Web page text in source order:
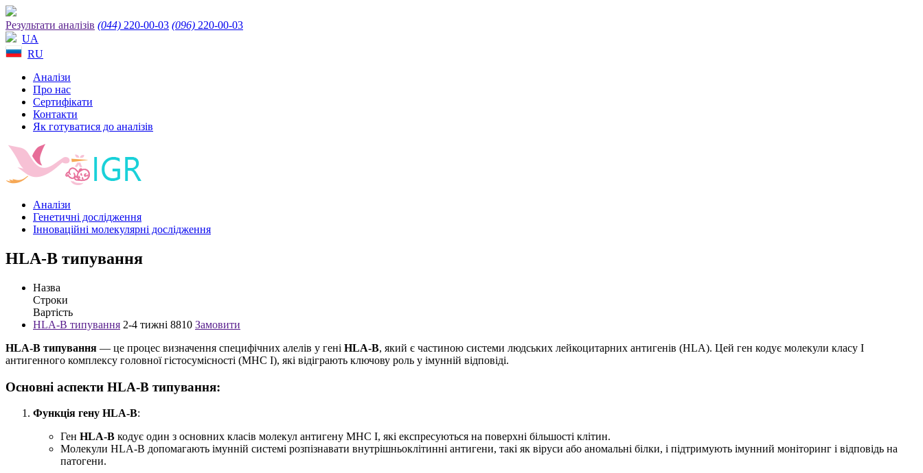
Результати аналізів (044) 220-00-03 (096) 220-00-03
UA
RU
Аналізи
Про нас
Сертифікати
Контакти
Як готуватися до аналізів
Аналізи
Генетичні дослідження
Інноваційні молекулярні дослідження
HLA-B типування
Назва
Строки
Вартість
HLA-B типування 2-4 тижні 8810 Замовити
HLA-B типування — це процес визначення специфічних алелів у гені HLA-B, який є частиною системи людських лейкоцитарних антигенів (HLA). Цей ген кодує молекули класу I
антигенного комплексу головної гістосумісності (MHC I), які відіграють ключову роль у імунній відповіді.
Основні аспекти HLA-B типування:
Функція гену HLA-B:
Ген HLA-B кодує один з основних класів молекул антигену MHC I, які експресуються на поверхні більшості клітин.
Молекули HLA-B допомагають імунній системі розпізнавати внутрішньоклітинні антигени, такі як віруси або аномальні білки, і підтримують імунний моніторинг і відповідь на
патогени.